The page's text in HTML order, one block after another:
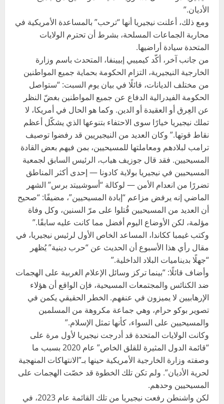
الأديان.”
ومع ذلك، أعلنت نيجيريا أنها “ترحب” بالمساعدة الأمريكية في
محاربة الجماعات المسلحة، بشرط أن تحترم الولايات
المتحدة سيادة أراضيها.
من جانب آخر، أكّد كيميبي إبيينفا، المتحدث باسم وزارة
الخارجية النيجيرية، التزام الحكومة بحماية جميع المواطنين
من مختلف الديانات، قائلًا في بيان يوم السبت: “ستواصل
الحكومة الفيدرالية الدفاع عن جميع المواطنين بغضّ النظر
عن العِرق أو العقيدة أو الدين. وكما هو الحال في أمريكا، لا
تملك نيجيريا خيارًا سوى الاحتفاء بتنوعها الذي يشكّل أعظم
نقاط قوتها.” وكان العديد من النيجيريين قد رفضوا توصيف
ترامب لبلادهم ومعاملتها للمسيحيين، بمن فيهم بعض القادة
المسيحيين. فقد قال جوزيف هياب، الرئيس السابق لجمعية
المسيحيين في نيجيريا بولاية كادونا — إحدى أكثر المناطق
تضررًا من انعدام الأمن — لوكالة “أسوشييتد برس” الشهر
الماضي إنه يرفض مزاعم “إبادة المسيحيين”، مضيفًا: “صحيح
أن العديد من المسيحيين قُتلوا على مرّ السنين، وكل وفاة
مؤلمة، لكن الأوضاع اليوم أفضل مما كانت عليه سابقًا.”
وكتب غيمبا ككاندا، المساعد الخاص الأول لرئيس نيجيريا، في
مقال رأي هذا الأسبوع أن الحديث عن “حرب دينية” يُظهر
“جهلًا بديناميات البلاد الداخلية.”
وأضاف قائلًا: “بينما تركز وسائل الإعلام الغربية على الهجمات
ضد الكنائس والمجتمعات المسيحية، فإن الواقع أن هؤلاء
الإرهابيين لا يميزون في عنفهم. الخطر الحقيقي يكمن في
تصوير بوكو حرام، وهي جماعة مكروهة من المسلمين
والمسيحيين على السواء، كأنها تمثل الإسلام.”
وكانت الولايات المتحدة قد أدرجت نيجيريا لأول مرة على
“قائمة الدول المثيرة للقلق الخاص” عام 2020 بسبب ما
وصفته وزارة الخارجية الأمريكية حينها بـ”الانتهاكات المنهجية
لحرية الأديان”. ولم تكن تلك الخطوة قد خصّت الهجمات على
المسيحيين وحدهم.
لكن واشنطن رفعت نيجيريا من تلك القائمة عام 2023، في